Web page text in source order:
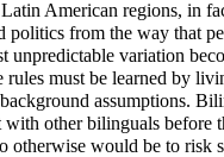
American regions, in
politics from the way that
unpredictable variation
rules must be learned by
assumptions.
other bilinguals before
otherwise would be to risk